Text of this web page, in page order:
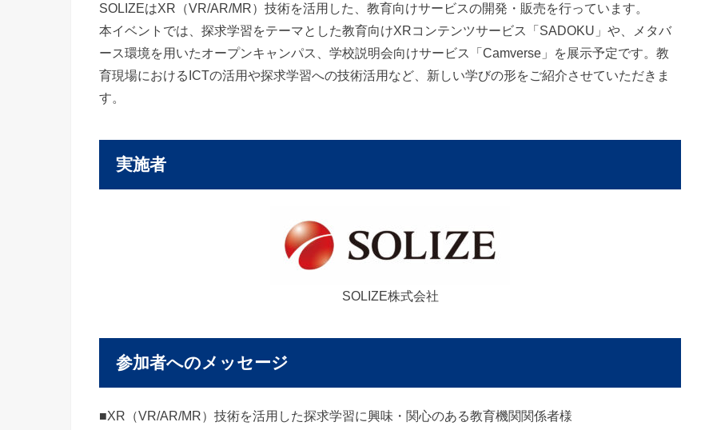
SOLIZEはXR（VR/AR/MR）技術を活用した、教育向けサービスの開発・販売を行っています。
本イベントでは、探求学習をテーマとした教育向けXRコンテンツサービス「SADOKU」や、メタバ
ース環境を用いたオープンキャンパス、学校説明会向けサービス「Camverse」を展示予定です。教
育現場におけるICTの活用や探求学習への技術活用など、新しい学びの形をご紹介させていただきま
す。
実施者
SOLIZE株式会社
参加者へのメッセージ
■XR（VR/AR/MR）技術を活用した探求学習に興味・関心のある教育機関関係者様